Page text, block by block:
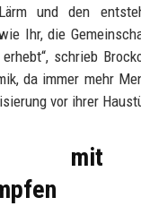
und den
Ihr, die
schrieb
da immer mehr
vor ihrer
mit